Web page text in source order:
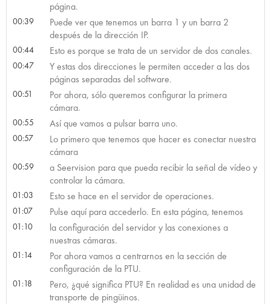
página.
00:39
Puede ver que tenemos un barra 1 y un barra 2
después de la dirección IP.
00:44 Esto es porque se trata de un servidor de dos canales.
00:47
Y estas dos direcciones le permiten acceder a las dos
páginas separadas del software.
00:51
Por ahora, sólo queremos configurar la primera
cámara.
00:55 Así que vamos a pulsar barra uno.
00:57
Lo primero que tenemos que hacer es conectar nuestra
cámara
00:59
a Seervision para que pueda recibir la señal de vídeo y
controlar la cámara.
01:03 Esto se hace en el servidor de operaciones.
01:07 Pulse aquí para accederlo. En esta página, tenemos
01:10
la configuración del servidor y las conexiones a
nuestras cámaras.
01:14
Por ahora vamos a centrarnos en la sección de
configuración de la PTU.
01:18
Pero, ¿qué significa PTU? En realidad es una unidad de
transporte de pingüinos.